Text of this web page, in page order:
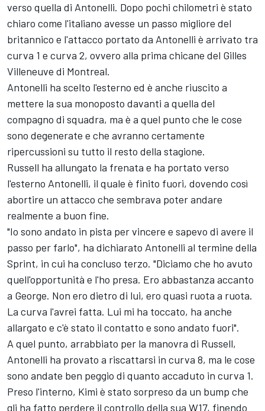
verso quella di Antonelli. Dopo pochi chilometri è stato
chiaro come l'italiano avesse un passo migliore del
britannico e l'attacco portato da Antonelli è arrivato tra
curva 1 e curva 2, ovvero alla prima chicane del Gilles
Villeneuve di Montreal.
Antonelli ha scelto l'esterno ed è anche riuscito a
mettere la sua monoposto davanti a quella del
compagno di squadra, ma è a quel punto che le cose
sono degenerate e che avranno certamente
ripercussioni su tutto il resto della stagione.
Russell ha allungato la frenata e ha portato verso
l'esterno Antonelli, il quale è finito fuori, dovendo così
abortire un attacco che sembrava poter andare
realmente a buon fine.
"Io sono andato in pista per vincere e sapevo di avere il
passo per farlo", ha dichiarato Antonelli al termine della
Sprint, in cui ha concluso terzo. "Diciamo che ho avuto
quell'opportunità e l'ho presa. Ero abbastanza accanto
a George. Non ero dietro di lui, ero quasi ruota a ruota.
La curva l'avrei fatta. Lui mi ha toccato, ha anche
allargato e c'è stato il contatto e sono andato fuori".
A quel punto, arrabbiato per la manovra di Russell,
Antonelli ha provato a riscattarsi in curva 8, ma le cose
sono andate ben peggio di quanto accaduto in curva 1.
Preso l'interno, Kimi è stato sorpreso da un bump che
gli ha fatto perdere il controllo della sua W17, finendo